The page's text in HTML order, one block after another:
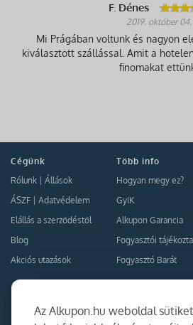
Az Alkupon.hu weboldal
F. Dénes
2019. október 04.
Mi Prágában voltunk és nagyon
kiválasztott szállással. Amit a
finomakat
Cégünk
Rólunk
Állások
ÁSZF
Adatvédelem
Elállás a szerződéstől
Blog
Akciós utazások
Több info
Hogyan megy ez?
GyIK
Alkupon Garancia
Fogyasztói
Fogyasztó Barát